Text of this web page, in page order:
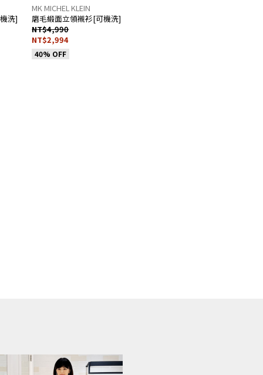
洗]
MK MICHEL KLEIN
磨毛緞面立領襯衫[可機洗]
NT$4,990
NT$2,994
40% OFF